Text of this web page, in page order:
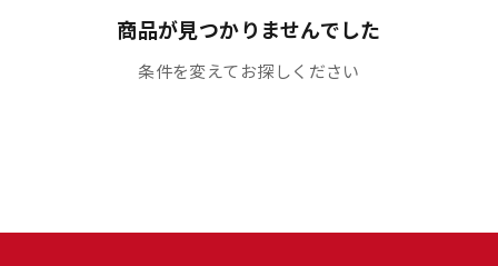
商品が見つかりませんでした
条件を変えてお探しください